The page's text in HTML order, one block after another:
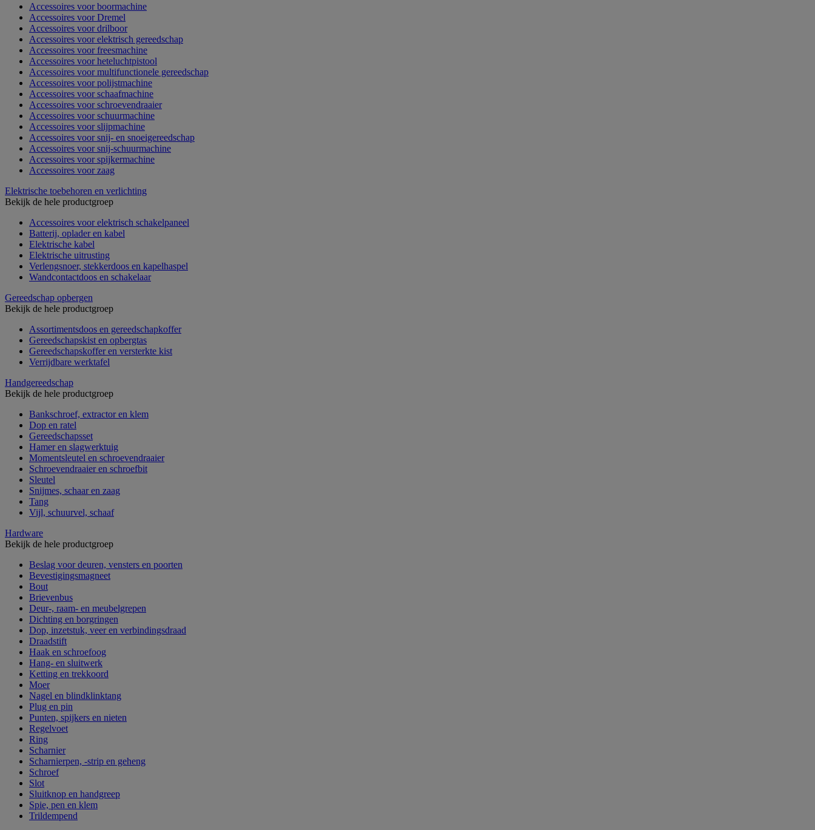
Accessoires voor boormachine
Accessoires voor Dremel
Accessoires voor drilboor
Accessoires voor elektrisch gereedschap
Accessoires voor freesmachine
Accessoires voor heteluchtpistool
Accessoires voor multifunctionele gereedschap
Accessoires voor polijstmachine
Accessoires voor schaafmachine
Accessoires voor schroevendraaier
Accessoires voor schuurmachine
Accessoires voor slijpmachine
Accessoires voor snij- en snoeigereedschap
Accessoires voor snij-schuurmachine
Accessoires voor spijkermachine
Accessoires voor zaag
Elektrische toebehoren en verlichting
Bekijk de hele productgroep
Accessoires voor elektrisch schakelpaneel
Batterij, oplader en kabel
Elektrische kabel
Elektrische uitrusting
Verlengsnoer, stekkerdoos en kapelhaspel
Wandcontactdoos en schakelaar
Gereedschap opbergen
Bekijk de hele productgroep
Assortimentsdoos en gereedschapkoffer
Gereedschapskist en opbergtas
Gereedschapskoffer en versterkte kist
Verrijdbare werktafel
Handgereedschap
Bekijk de hele productgroep
Bankschroef, extractor en klem
Dop en ratel
Gereedschapsset
Hamer en slagwerktuig
Momentsleutel en schroevendraaier
Schroevendraaier en schroefbit
Sleutel
Snijmes, schaar en zaag
Tang
Vijl, schuurvel, schaaf
Hardware
Bekijk de hele productgroep
Beslag voor deuren, vensters en poorten
Bevestigingsmagneet
Bout
Brievenbus
Deur-, raam- en meubelgrepen
Dichting en borgringen
Dop, inzetstuk, veer en verbindingsdraad
Draadstift
Haak en schroefoog
Hang- en sluitwerk
Ketting en trekkoord
Moer
Nagel en blindklinktang
Plug en pin
Punten, spijkers en nieten
Regelvoet
Ring
Scharnier
Scharnierpen, -strip en geheng
Schroef
Slot
Sluitknop en handgreep
Spie, pen en klem
Trildempend